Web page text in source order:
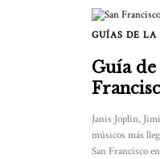
GUÍAS DE LA
Guía de
Janis Joplin,
músicos más
San Francisco en